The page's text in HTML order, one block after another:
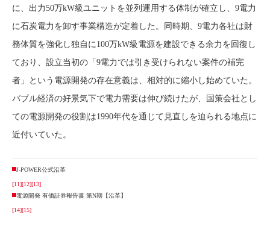
に、出力50万kW級ユニットを並列運用する体制が確立し、9電力
に石炭電力を卸す事業構造が定着した。同時期、9電力各社は財
務体質を強化し独自に100万kW級電源を建設できる余力を回復し
ており、設立当初の「9電力では引き受けられない案件の補完
者」という電源開発の存在意義は、相対的に縮小し始めていた。
バブル経済の好景気下で電力需要は伸び続けたが、国策会社とし
ての電源開発の役割は1990年代を通じて見直しを迫られる地点に
近付いていた。
J-POWER公式沿革
[11][12][13]
電源開発 有価証券報告書 第N期【沿革】
[14][15]